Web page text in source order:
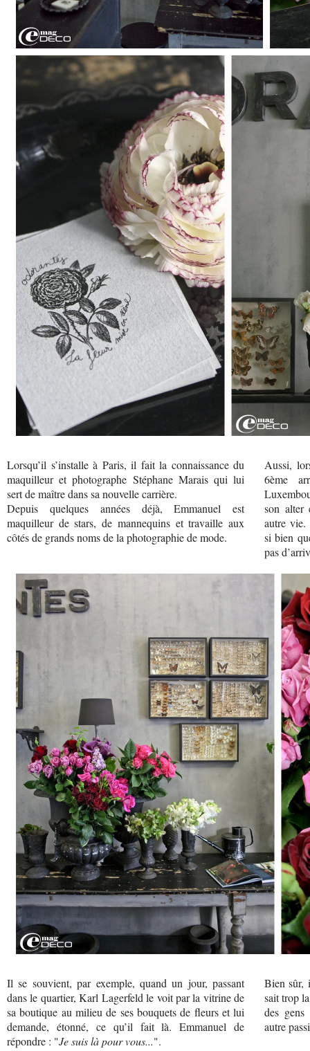
Lorsqu’il s’installe à Paris, il fait la connaissance du
maquilleur et photographe Stéphane Marais qui lui
sert de maître dans sa nouvelle carrière.
Depuis quelques années déjà, Emmanuel est
maquilleur de stars, de mannequins et travaille aux
côtés de grands noms de la photographie de mode.
Aussi,
6ème
son alter
autre vie.
si bien
pas
Il se souvient, par exemple, quand un jour, passant
dans le quartier, Karl Lagerfeld le voit par la vitrine de
sa boutique au milieu de ses bouquets de fleurs et lui
demande, étonné, ce qu’il fait là. Emmanuel de
répondre : "Je suis là pour vous...".
Bien sûr,
sait trop
des gens
autre